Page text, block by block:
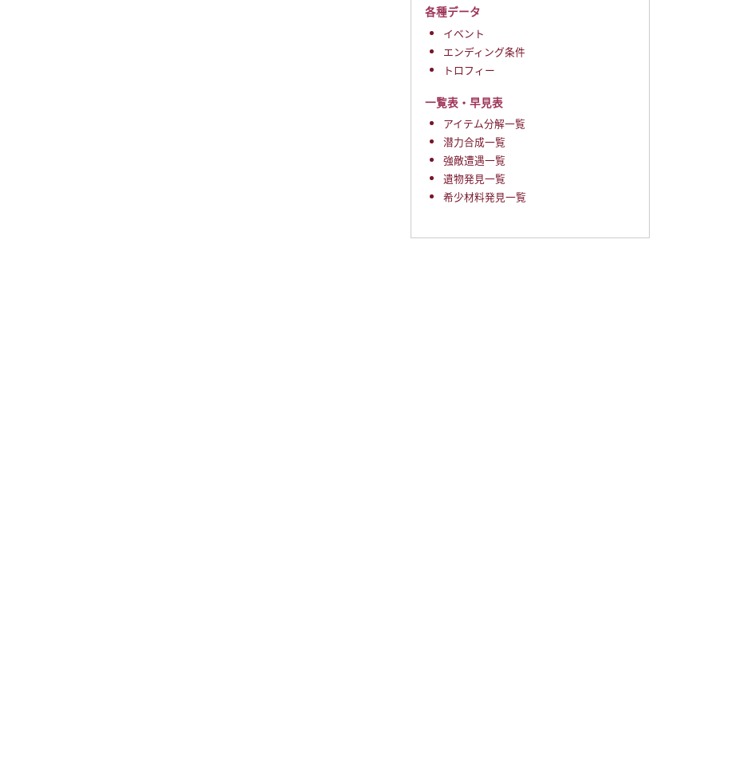
各種データ
イベント
エンディング条件
トロフィー
一覧表・早見表
アイテム分解一覧
潜力合成一覧
強敵遭遇一覧
遺物発見一覧
希少材料発見一覧